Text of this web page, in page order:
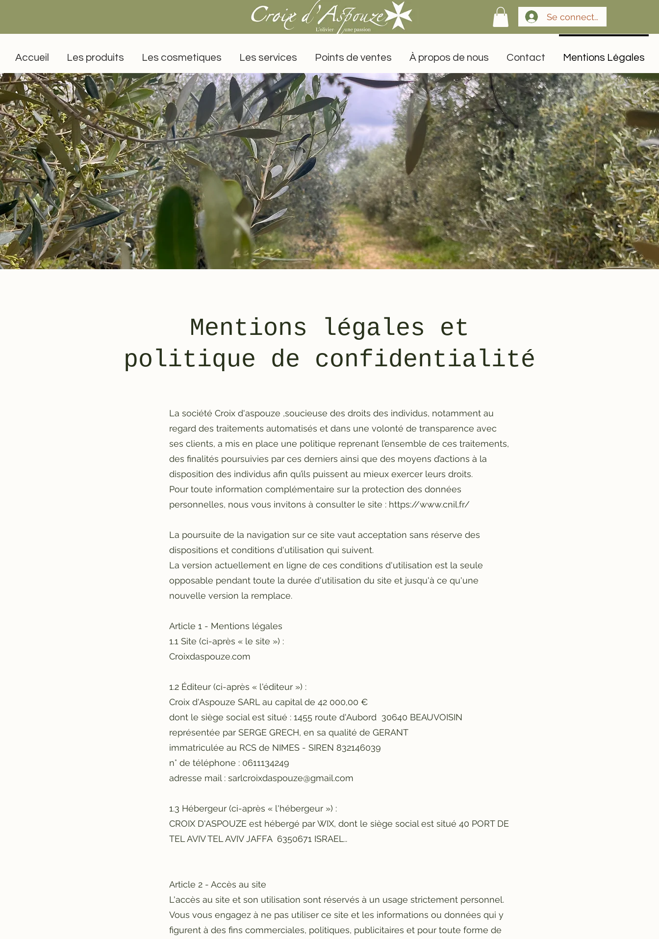
Se connecter
Accueil Les produits Les cosmetiques Les services Points de ventes À propos de nous Contact Mentions Légales
Mentions légales et
politique de confidentialité
La société Croix d'aspouze ,soucieuse des droits des individus, notamment au
regard des traitements automatisés et dans une volonté de transparence avec
ses clients, a mis en place une politique reprenant l’ensemble de ces traitements,
des finalités poursuivies par ces derniers ainsi que des moyens d’actions à la
disposition des individus afin qu’ils puissent au mieux exercer leurs droits.
Pour toute information complémentaire sur la protection des données
personnelles, nous vous invitons à consulter le site : https://www.cnil.fr/
La poursuite de la navigation sur ce site vaut acceptation sans réserve des
dispositions et conditions d'utilisation qui suivent.
La version actuellement en ligne de ces conditions d'utilisation est la seule
opposable pendant toute la durée d'utilisation du site et jusqu'à ce qu'une
nouvelle version la remplace.
Article 1 - Mentions légales
1.1 Site (ci-après « le site ») :
Croixdaspouze.com
1.2 Éditeur (ci-après « l'éditeur ») :
Croix d'Aspouze SARL au capital de 42 000,00 €
dont le siège social est situé : 1455 route d'Aubord 30640 BEAUVOISIN
représentée par SERGE GRECH, en sa qualité de GERANT
immatriculée au RCS de NIMES - SIREN 832146039
n° de téléphone : 0611134249
adresse mail : sarlcroixdaspouze@gmail.com
1.3 Hébergeur (ci-après « l'hébergeur ») :
CROIX D'ASPOUZE est hébergé par WIX, dont le siège social est situé 40 PORT DE
TEL AVIV TEL AVIV JAFFA 6350671 ISRAEL..
Article 2 - Accès au site
L'accès au site et son utilisation sont réservés à un usage strictement personnel.
Vous vous engagez à ne pas utiliser ce site et les informations ou données qui y
figurent à des fins commerciales, politiques, publicitaires et pour toute forme de